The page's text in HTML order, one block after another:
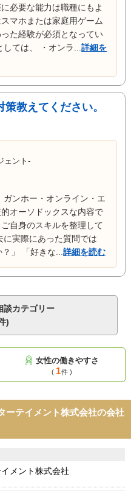
必要な能力は職種にもよ
マホまたは家庭用ゲーム
た経験が必須となってい
しては、 ・オンラ...詳細を
教えてください。
ェント-
ンホー・オンライン・エ
オーソドックスな内容で
自身のスキルを整理して
実際にあった質問では
？」 「好きな...詳細を読む
談カテゴリー
)
女性の働きやすさ
( 1件 )
ーテイメント株式会社の会社
メント株式会社